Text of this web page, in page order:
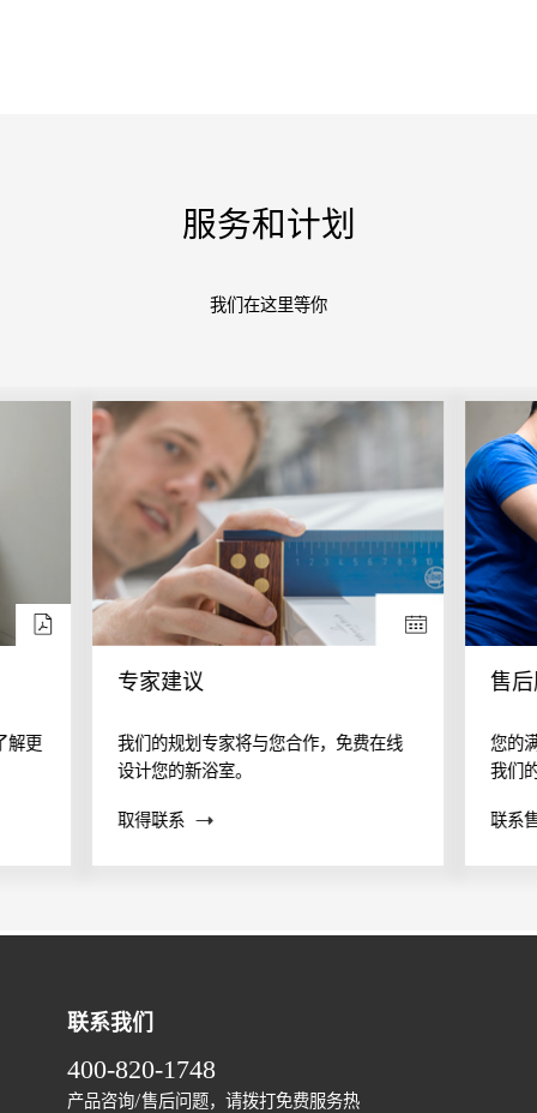
服务和计划
我们在这里等你
解更
专家建议
我们的规划专家将与您合作，免费在线
设计您的新浴室。
取得联系
售
您的
我们
帮助
联系
联系我们
400-820-1748
产品咨询/售后问题，请拨打免费服务热